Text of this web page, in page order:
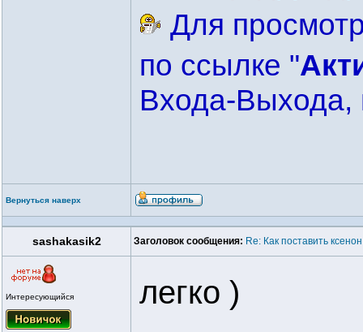
Для
по ссылке "
Входа-Выхода,
Вернуться наверх
sashakasik2 Заголовок сообщения: Re: Как поставить
Интересующийся легко )